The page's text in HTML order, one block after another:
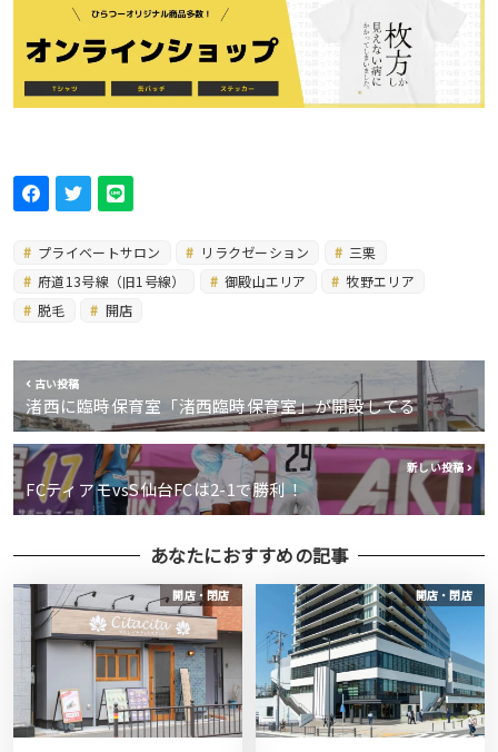
プライベートサロン リラクゼーション
三栗
府道13号線（旧1号線）
御殿山エリア
牧野エリア
脱毛
開店
古い投稿
渚西に臨時保育室「渚西臨時保育室」が開設してる
新しい投稿
FCティアモvsS仙台FCは2-1で勝利！
あなたにおすすめの記事
開店・閉店 開店・閉店